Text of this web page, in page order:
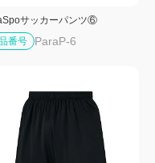
サッカーパンツ⑥
番号
ParaP-6